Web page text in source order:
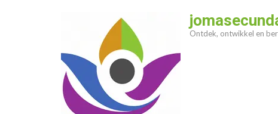
Ontdek, ontwikkel en